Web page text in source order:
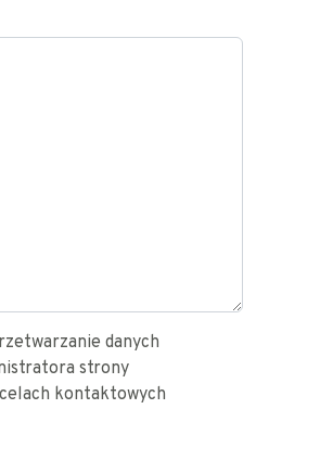
danych
strony
kontaktowych